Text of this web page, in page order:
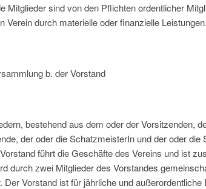
Mitglieder sind von den Pflichten ordentlicher
Verein durch materielle oder finanzielle Leistungen.
b. der Vorstand
bestehend aus dem oder der Vorsitzenden,
der oder die SchatzmeisterIn und der oder
führt die Geschäfte des Vereins und ist
durch zwei Mitglieder des Vorstandes
Der Vorstand ist für jährliche und